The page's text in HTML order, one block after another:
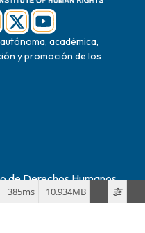
académica,
y promoción de los
de Derechos Humanos
10.934MB
385ms